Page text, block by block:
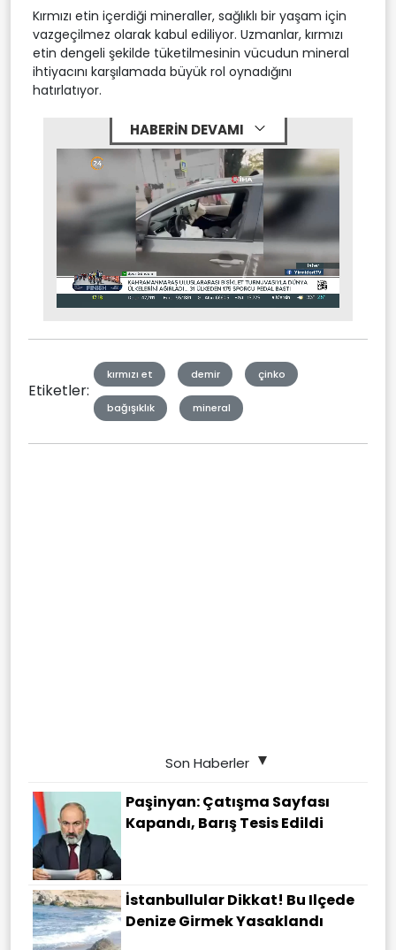
Kırmızı etin içerdiği mineraller, sağlıklı bir yaşam için
vazgeçilmez olarak kabul ediliyor. Uzmanlar, kırmızı
etin dengeli şekilde tüketilmesinin vücudun mineral
ihtiyacını karşılamada büyük rol oynadığını
hatırlatıyor.
HABERİN DEVAMI
Mute Stream
Etiketler:
kırmızı et demir çinko
bağışıklık mineral
Son Haberler
Paşinyan: Çatışma Sayfası
Kapandı, Barış Tesis Edildi
İstanbullular Dikkat! Bu Ilçede
Denize Girmek Yasaklandı